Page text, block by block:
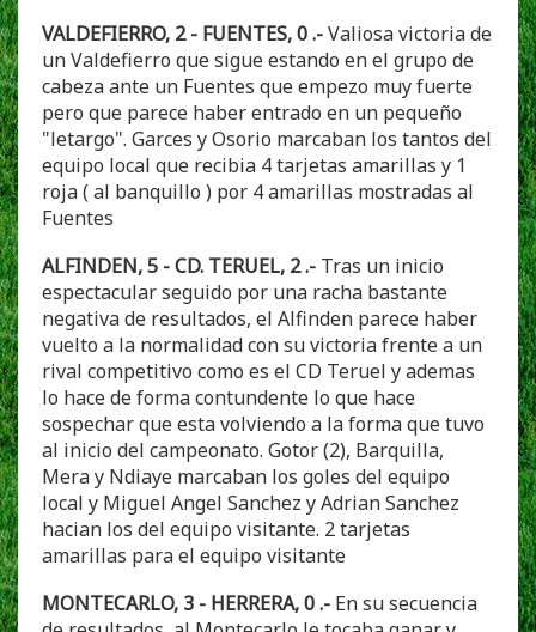
VALDEFIERRO, 2 - FUENTES, 0 .-Valiosa victoria de
un Valdefierro que sigue estando en el grupo de
cabeza ante un Fuentes que empezo muy fuerte
pero que parece haber entrado en un pequeño
"letargo". Garces y Osorio marcaban los tantos del
equipo local que recibia 4 tarjetas amarillas y 1
roja ( al banquillo ) por 4 amarillas mostradas al
Fuentes
ALFINDEN, 5 - CD. TERUEL, 2 .- Tras un inicio
espectacular seguido por una racha bastante
negativa de resultados, el Alfinden parece haber
vuelto a la normalidad con su victoria frente a un
rival competitivo como es el CD Teruel y ademas
lo hace de forma contundente lo que hace
sospechar que esta volviendo a la forma que tuvo
al inicio del campeonato. Gotor (2), Barquilla,
Mera y Ndiaye marcaban los goles del equipo
local y Miguel Angel Sanchez y Adrian Sanchez
hacian los del equipo visitante. 2 tarjetas
amarillas para el equipo visitante
MONTECARLO, 3 - HERRERA, 0 .- En su secuencia